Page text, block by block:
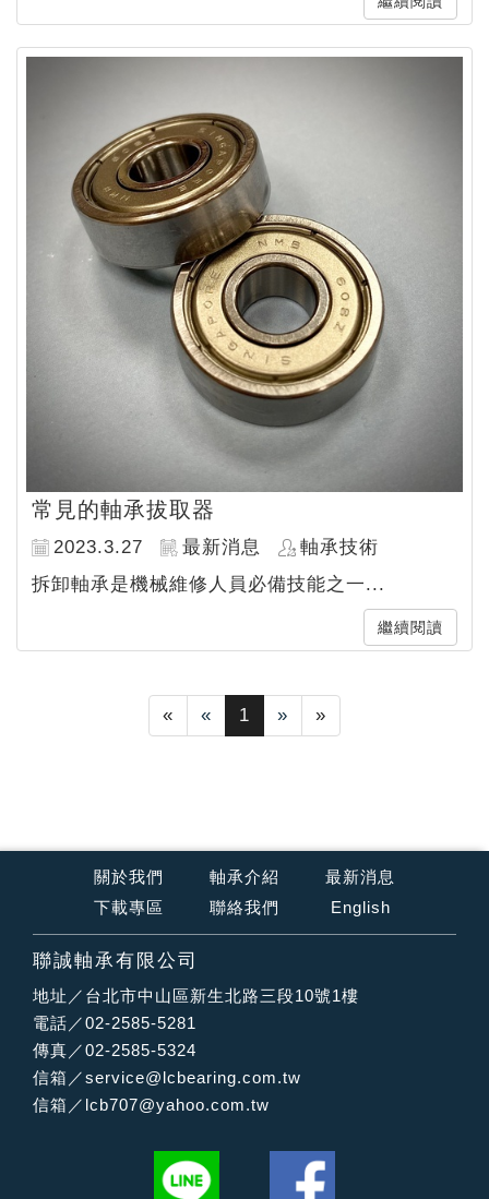
常見的軸承拔取器
2023.3.27 最新消息
軸承技術
拆卸軸承是機械維修人員必備技能之一...
繼續閱讀
« « 1 » »
關於我們 軸承介紹
最新消息
下載專區
聯絡我們 English
聯誠軸承有限公司
地址／台北市中山區新生北路三段10號1樓
電話／02-2585-5281
傳真／02-2585-5324
信箱／service@lcbearing.com.tw
信箱／ lcb707@yahoo.com.tw